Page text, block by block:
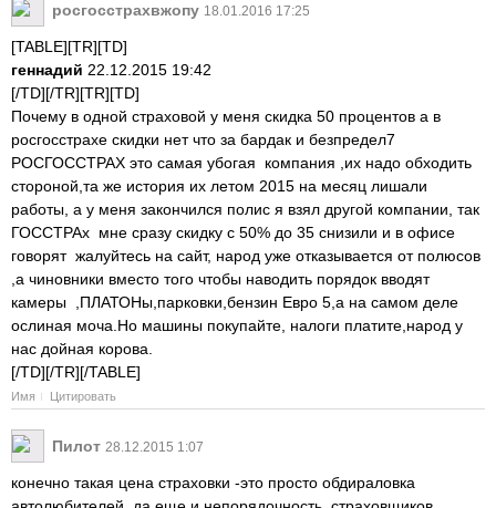
росгосстрахвжопу 18.01.2016 17:25
[TABLE][TR][TD]
геннадий 22.12.2015 19:42
[/TD][/TR][TR][TD]
Почему в одной страховой у меня скидка 50 процентов а в
росгосстрахе скидки нет что за бардак и безпредел7
РОСГОССТРАХ это самая убогая компания ,их надо обходить
стороной,та же история их летом 2015 на месяц лишали
работы, а у меня закончился полис я взял другой компании, так
ГОССТРАх мне сразу скидку с 50% до 35 снизили и в офисе
говорят жалуйтесь на сайт, народ уже отказывается от полюсов
,а чиновники вместо того чтобы наводить порядок вводят
камеры ,ПЛАТОНы,парковки,бензин Евро 5,а на самом деле
ослиная моча.Но машины покупайте, налоги платите,народ у
нас дойная корова.
[/TD][/TR][/TABLE]
Имя Цитировать
Пилот 28.12.2015 1:07
конечно такая цена страховки -это просто обдираловка